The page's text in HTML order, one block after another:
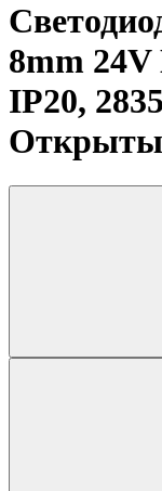
8mm 24V
IP20,